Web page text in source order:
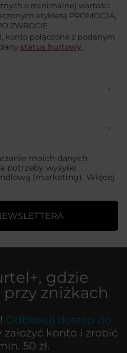
o minimalnej wartości
etykietą PROMOCJA,
ZWROCIE.
konto połączone z podanym
status hurtowy.
moich danych
potrzeby wysyłki
(marketing). Więcej
, gdzie
zniżkach
! Odblokuj dostęp do
założyć konto i zrobić
50 zł.